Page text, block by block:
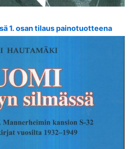
1. osan tilaus painotuotteena